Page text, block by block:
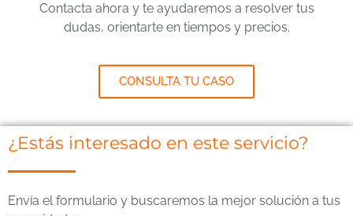
Contacta ahora y te ayudaremos a resolver tus
dudas, orientarte en tiempos y precios.
CONSULTA TU CASO
¿Estás interesado en este servicio?
Envía el formulario y buscaremos la mejor solución a tus